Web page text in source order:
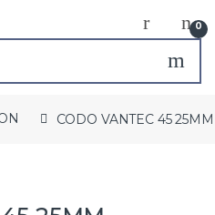
0
CODO VANTEC 45 25MM